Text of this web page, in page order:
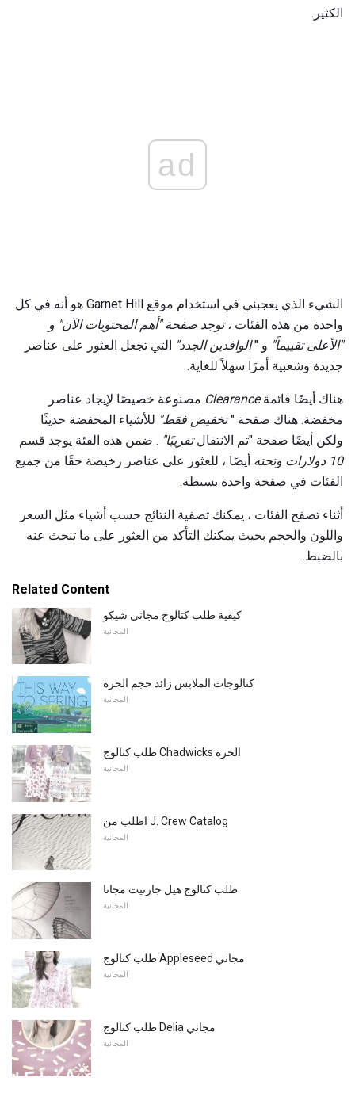
الكثير.
ad
الشيء الذي يعجبني في استخدام موقع Garnet Hill هو أنه في كل
واحدة من هذه الفئات ، توجد صفحة "أهم المحتويات الآن" و
"الأعلى تقييماً" و "الوافدين الجدد" التي تجعل العثور على عناصر
جديدة وشعبية أمرًا سهلاً للغاية.
هناك أيضًا قائمةClearance مصنوعة خصيصًا لإيجاد عناصر
مخفضة. هناك صفحة "تخفيض فقط" للأشياء المخفضة حديثًا
ولكن أيضًا صفحة "تم الانتقالتقريبًا" . ضمن هذه الفئة يوجد قسم
10 دولارات وتحته
أيضًا ، للعثور على عناصر رخيصة حقًا من جميع
الفئات في صفحة واحدة بسيطة.
أثناء تصفح الفئات ، يمكنك تصفية النتائج حسب أشياء مثل السعر
واللون والحجم بحيث يمكنك التأكد من العثور على ما تبحث عنه
بالضبط.
Related Content
كيفية طلب كتالوج مجاني شيكو
المجانية
كتالوجات الملابس زائد حجم الحرة
المجانية
طلب كتالوج Chadwicks الحرة
المجانية
اطلب من J. Crew Catalog
المجانية
طلب كتالوج هيل جارنيت مجانا
المجانية
طلب كتالوج Appleseed مجاني
المجانية
طلب كتالوج Delia مجاني
المجانية